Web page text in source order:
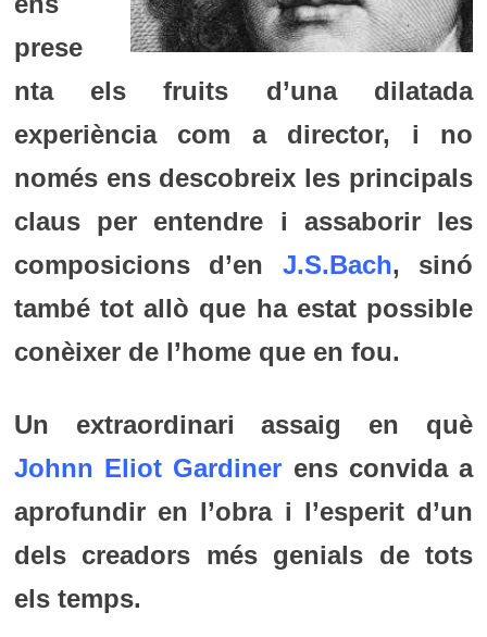
prese
nta els fruits d’una dilatada
experiència com a director, i no
només ens descobreix les principals
claus per entendre i assaborir les
composicions d’en J.S.Bach, sinó
també tot allò que ha estat possible
conèixer de l’home que en fou.
Un extraordinari assaig en què
Johnn Eliot Gardiner ens convida a
aprofundir en l’obra i l’esperit d’un
dels creadors més genials de tots
els temps.